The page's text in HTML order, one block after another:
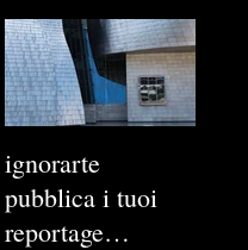
ignorarte
pubblica i tuoi
reportage